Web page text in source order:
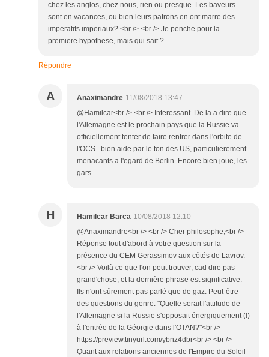
chez les anglos, chez nous, rien ou presque. Les baveurs
sont en vacances, ou bien leurs patrons en ont marre des
imperatifs imperiaux? <br /> <br /> Je penche pour la
premiere hypothese, mais qui sait ?
Répondre
A Anaximandre 11/08/2018 13:47
@Hamilcar<br /> <br /> Interessant. De la a dire que
l'Allemagne est le prochain pays que la Russie va
officiellement tenter de faire rentrer dans l'orbite de
l'OCS...bien aide par le ton des US, particulierement
menacants a l'egard de Berlin. Encore bien joue, les
gars.
H Hamilcar Barca 10/08/2018 12:10
@Anaximandre<br /> <br /> Cher philosophe,<br />
Réponse tout d'abord à votre question sur la
présence du CEM Gerassimov aux côtés de Lavrov.
<br /> Voilà ce que l'on peut trouver, cad dire pas
grand'chose, et la dernière phrase est significative.
Ils n'ont sûrement pas parlé que de gaz. Peut-être
des questions du genre: "Quelle serait l'attitude de
l'Allemagne si la Russie s'opposait énergiquement (!)
à l'entrée de la Géorgie dans l'OTAN?"<br />
https://preview.tinyurl.com/ybnz4dbr<br /> <br />
Quant aux relations anciennes de l'Empire du Soleil